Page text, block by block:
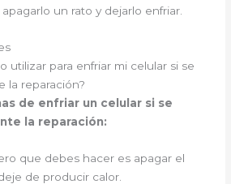
un rato y dejarlo enfriar.
utilizar para enfriar mi celular si se
la reparación?
de enfriar un celular si se
la reparación:
que debes hacer es apagar el
de producir calor.